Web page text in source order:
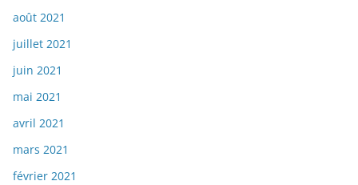
août 2021
juillet 2021
juin 2021
mai 2021
avril 2021
mars 2021
février 2021